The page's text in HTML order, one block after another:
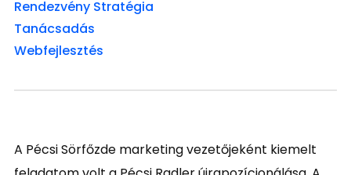
Rendezvény Stratégia
Tanácsadás
Webfejlesztés
A Pécsi Sörfőzde marketing vezetőjeként kiemelt